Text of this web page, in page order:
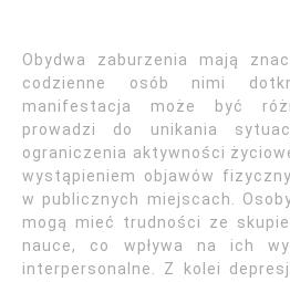
Obydwa zaburzenia mają
codzienne osób nimi
manifestacja może być
prowadzi do unikania
ograniczenia aktywności
wystąpieniem objawów
w publicznych miejscach.
mogą mieć trudności ze
nauce, co wpływa na ich
interpersonalne. Z kolei